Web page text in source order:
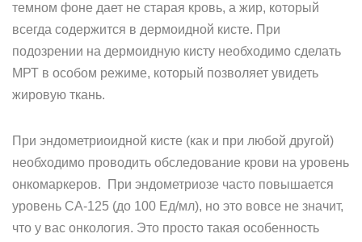
темном фоне дает не старая кровь, а жир, который
всегда содержится в дермоидной кисте. При
подозрении на дермоидную кисту необходимо сделать
МРТ в особом режиме, который позволяет увидеть
жировую ткань.
При эндометриоидной кисте (как и при любой другой)
необходимо проводить обследование крови на уровень
онкомаркеров. При эндометриозе часто повышается
уровень СА-125 (до 100 Ед/мл), но это вовсе не значит,
что у вас онкология. Это просто такая особенность